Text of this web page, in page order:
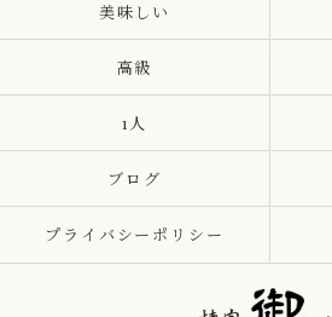
美味しい
高級
1人
ブログ
プライバシーポリシー